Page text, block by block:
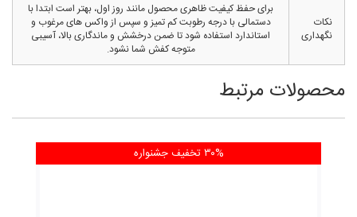
نکات
نگهداری
برای حفظ کیفیت ظاهری محصول مانند روز اول، بهتر است ابتدا با
دستمالی با درجه رطوبت کم تمیز و سپس از واکس های مرغوب و
استاندارد استفاده شود تا ضمن درخشش و ماندگاری بالا، آسیبی
متوجه کفش شما نشود.
محصولات مرتبط
۳۰% تخفیف جشنواره